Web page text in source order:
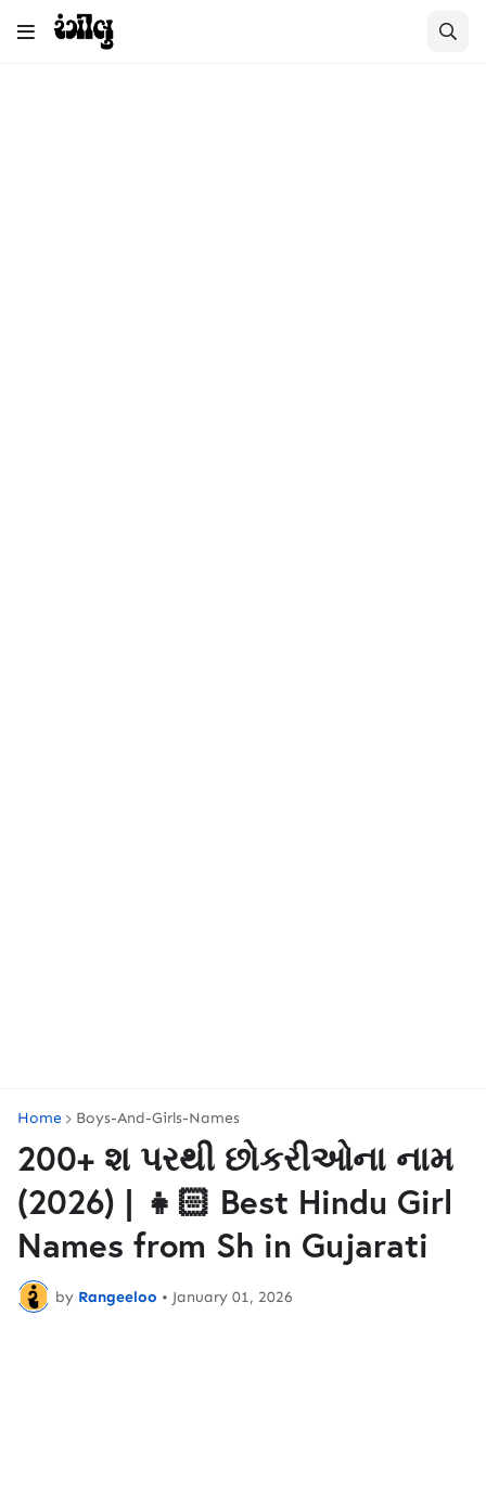
Home Boys-And-Girls-Names
200+ શ પરથી છોકરીઓના નામ
(2026) | 👧🏻 Best Hindu Girl
Names from Sh in Gujarati
by Rangeeloo • January 01, 2026